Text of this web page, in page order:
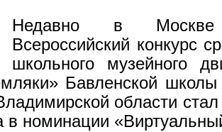
Недавно в Москве
Всероссийский конкурс
школьного музейного
Бавленской школы
области стал
в номинации